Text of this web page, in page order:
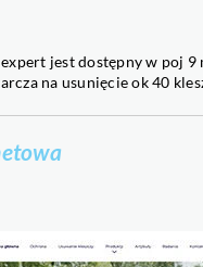
jest dostępny w poj 9
na usunięcie ok 40